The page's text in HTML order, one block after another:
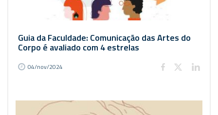
Guia da Faculdade: Comunicação das Artes do
Corpo é avaliado com 4 estrelas
04/nov/2024